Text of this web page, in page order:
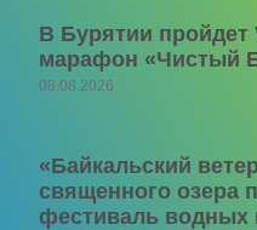
В Бурятии
марафон «Чистый
08.08.2026
«Байкальский
священного озера
фестиваль водных